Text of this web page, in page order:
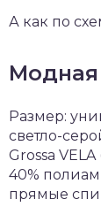
А как по
Размер:
светло-
Grossa
40%
прямые